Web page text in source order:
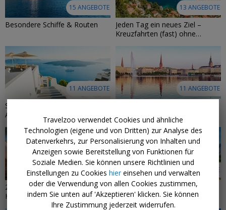
15 ANGEBOTE
Besondere Schiffe & Routen
13 ANGEBOTE
Jeden Tag ein neues Ziel –
Kreuzfahrten (fast) ohne
11 ANGEBOTE
Spontan auf See – Last-Minute-
Angebote für Kreuzfahrten
11 ANGEBOTE
Deutschland
10 ANGEBOTE
2-in-1 – Kreuzfahrtkombis mit
Hotelverlängerung
9 ANGEBOTE
Kreuzfahrt-Specials unter 700 €
Travelzoo verwendet Cookies und ähnliche
Technologien (eigene und von Dritten) zur Analyse des
Datenverkehrs, zur Personalisierung von Inhalten und
Anzeigen sowie Bereitstellung von Funktionen für
Soziale Medien. Sie können unsere Richtlinien und
Einstellungen zu Cookies hiereinsehen und verwalten
oder die Verwendung von allen Cookies zustimmen,
indem Sie unten auf 'Akzeptieren' klicken. Sie können
Ihre Zustimmung jederzeit widerrufen.